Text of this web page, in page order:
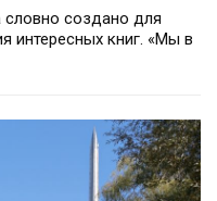
создано для
интересных книг. «Мы в